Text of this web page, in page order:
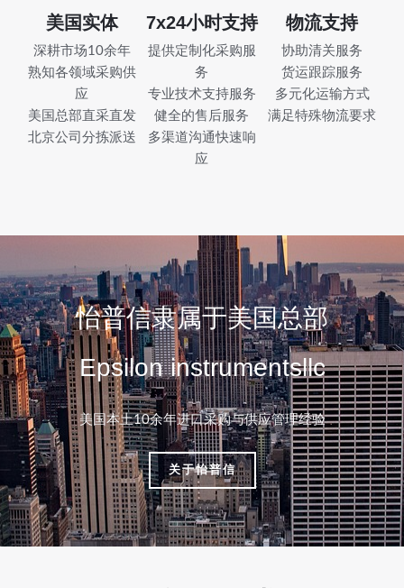
美国实体
深耕市场10余年
熟知各领域采购供
应
美国总部直采直发
北京公司分拣派送
7x24小时支持
提供定制化采购服
务
专业技术支持服务
健全的售后服务
多渠道沟通快速响
应
物流支持
协助清关服务
货运跟踪服务
多元化运输方式
满足特殊物流要求
怡普信隶属于美国总部
Epsilon instrumentsllc
美国本土10余年进口采购与供应管理经验
关于怡普信